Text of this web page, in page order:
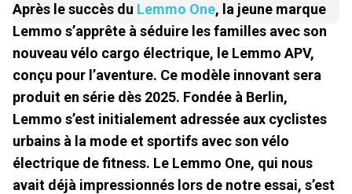
Après le succès du Lemmo One, la jeune marque
Lemmo s’apprête à séduire les familles avec son
nouveau vélo cargo électrique, le Lemmo APV,
conçu pour l’aventure. Ce modèle innovant sera
produit en série dès 2025. Fondée à Berlin,
Lemmo s’est initialement adressée aux cyclistes
urbains à la mode et sportifs avec son vélo
électrique de fitness. Le Lemmo One, qui nous
avait déjà impressionnés lors de notre essai, s’est